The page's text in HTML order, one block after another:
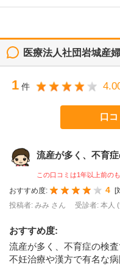
医療法人社団岩城産
1 件
口
流産が多く、不育
この口コミは1年以上前の
おすすめ度: 4 [
投稿者: みみ さん
受診者: 本人
おすすめ度:
流産が多く、不育症の検査
不妊治療や漢方で有名な病